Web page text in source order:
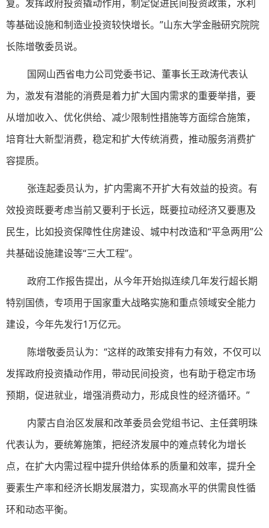
复。发挥政府投资撬动作用，制定促进民间投资政策，水利
等基础设施和制造业投资较快增长。”山东大学金融研究院院
长陈增敬委员说。
国网山西省电力公司党委书记、董事长王政涛代表认
为，激发有潜能的消费是着力扩大国内需求的重要举措，要
从增加收入、优化供给、减少限制性措施等方面综合施策，
培育壮大新型消费，稳定和扩大传统消费，推动服务消费扩
容提质。
张连起委员认为，扩内需离不开扩大有效益的投资。有
效投资既要考虑当前又要利于长远，既要拉动经济又要惠及
民生，比如投资保障性住房建设、城中村改造和“平急两用”公
共基础设施建设等“三大工程”。
政府工作报告提出，从今年开始拟连续几年发行超长期
特别国债，专项用于国家重大战略实施和重点领域安全能力
建设，今年先发行1万亿元。
陈增敬委员认为：“这样的政策安排有力有效，不仅可以
发挥政府投资撬动作用，带动民间投资，也有助于稳定市场
预期，促进就业，增强消费动力，形成良性的经济循环。”
内蒙古自治区发展和改革委员会党组书记、主任龚明珠
代表认为，要统筹施策，把经济发展中的难点转化为增长
点，在扩大内需过程中提升供给体系的质量和效率，提升全
要素生产率和经济长期发展潜力，实现高水平的供需良性循
环和动态平衡。